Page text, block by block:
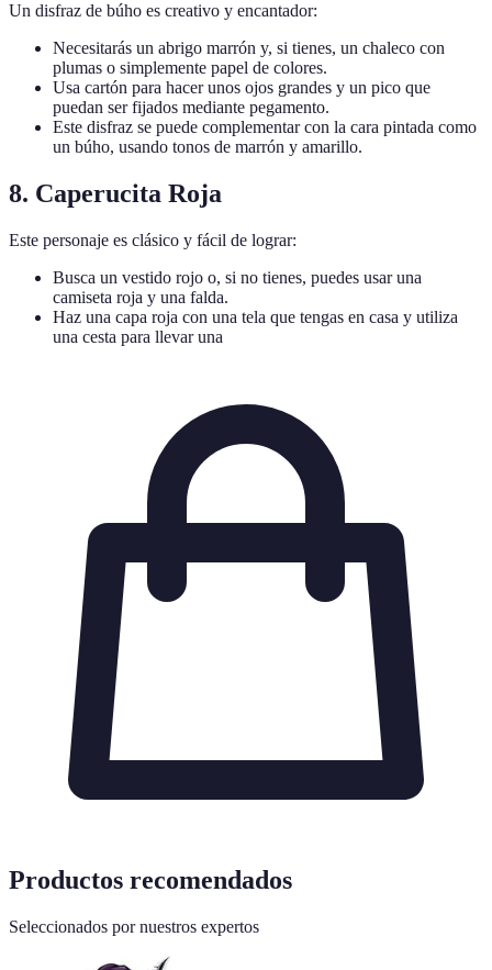
Un disfraz de búho es creativo y encantador:
Necesitarás un abrigo marrón y, si tienes, un chaleco con
plumas o simplemente papel de colores.
Usa cartón para hacer unos ojos grandes y un pico que
puedan ser fijados mediante pegamento.
Este disfraz se puede complementar con la cara pintada como
un búho, usando tonos de marrón y amarillo.
8. Caperucita Roja
Este personaje es clásico y fácil de lograr:
Busca un vestido rojo o, si no tienes, puedes usar una
camiseta roja y una falda.
Haz una capa roja con una tela que tengas en casa y utiliza
una cesta para llevar una
Productos recomendados
Seleccionados por nuestros expertos